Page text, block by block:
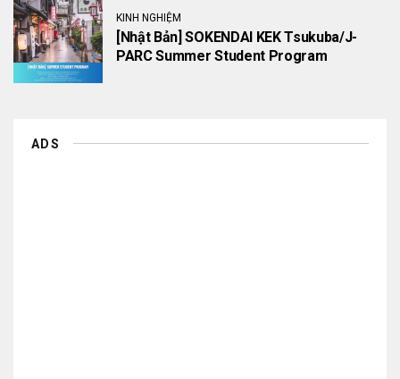
KINH NGHIỆM
[Nhật Bản] SOKENDAI KEK Tsukuba/J-
PARC Summer Student Program
ADS